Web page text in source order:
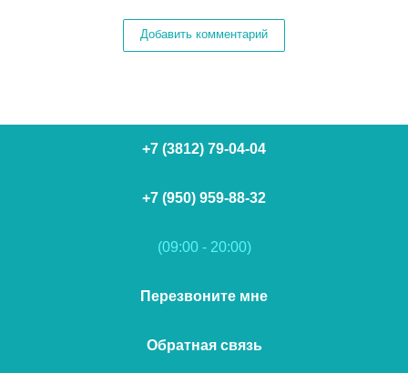
Добавить комментарий
+7 (3812) 79-04-04
+7 (950) 959-88-32
(09:00 - 20:00)
Перезвоните мне
Обратная связь